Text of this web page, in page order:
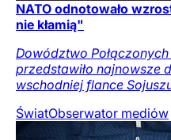
NATO odnotowało
nie kłamią"
Dowództwo Połączonych
przedstawiło najnowsze
wschodniej flance
ŚwiatObserwator mediów